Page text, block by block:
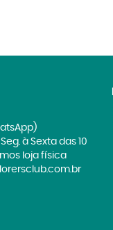
à Sexta das 10
loja física